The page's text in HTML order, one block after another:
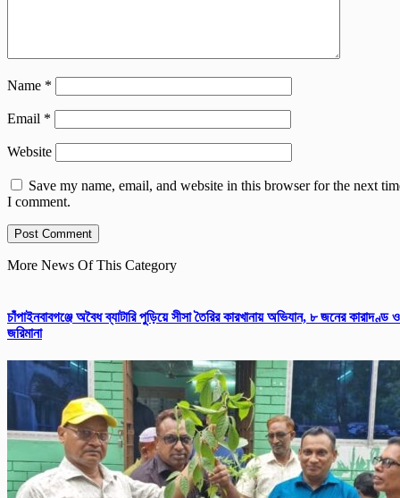
Name *
Email *
Website
Save my name, email, and website in this browser for the next
I comment.
More News Of This Category
চাঁপাইনবাবগঞ্জে অবৈধ ব্যাটারি পুড়িয়ে সীসা তৈরির কারখানায় অভিযান, ৮ জনের কারাদণ্ড ও
জরিমানা